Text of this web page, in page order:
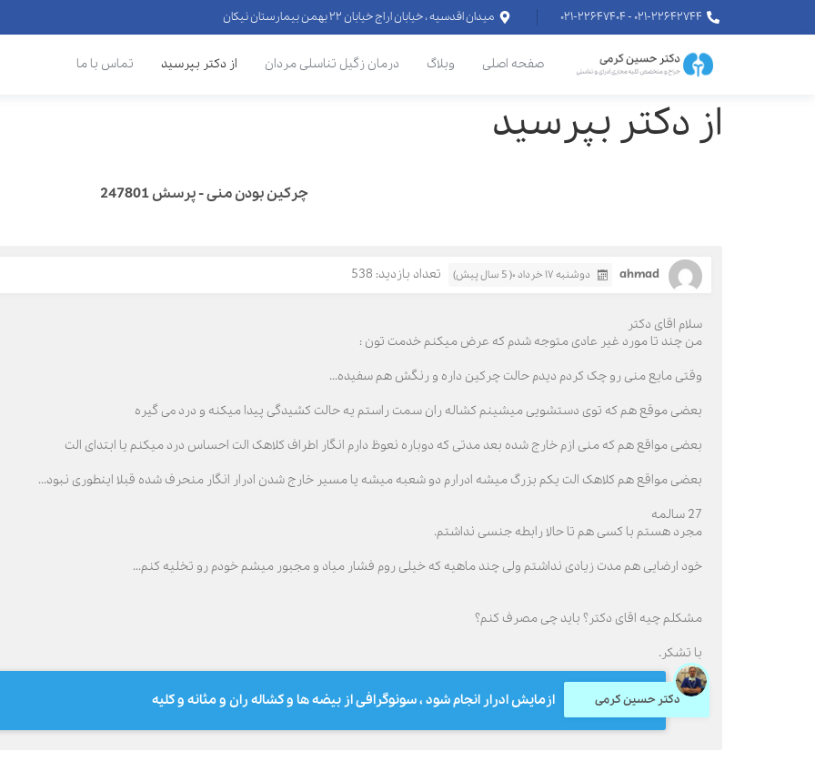
۰۲۱-۲۲۶۴۲۷۴۴ - ۰۲۱-۲۲۶۴۷۴۰۴ میدان اقدسیه ، خیابان اراج خیابان ۲۲ بهمن بیمارستان نیکان
صفحه اصلی وبلاگ درمان زگیل تناسلی مردان از دکتر بپرسید تماس با ما
از دکتر بپرسید
چرکین بودن منی - پرسش 247801
ahmad دوشنبه ۱۷ خرداد ۰( 5 سال پیش) تعداد بازدید: 538
سلام اقای دکتر
من چند تا مورد غیر عادی متوجه شدم که عرض میکنم خدمت تون :
وقتی مایع منی رو چک کردم دیدم حالت چرکین داره و رنگش هم سفیده...
بعضی موقع هم که توی دستشویی میشینم کشاله ران سمت راستم یه حالت کشیدگی پیدا میکنه و درد می گیره
بعضی مواقع هم که منی ازم خارج شده بعد مدتی که دوباره نعوظ دارم انگار اطراف کلاهک الت احساس درد میکنم یا ابتدای الت
بعضی مواقع هم کلاهک الت یکم بزرگ میشه ادرارم دو شعبه میشه یا مسیر خارج شدن ادرار انگار منحرف شده قبلا اینطوری نبود...
27 سالمه
مجرد هستم با کسی هم تا حالا رابطه جنسی نداشتم.
خود ارضایی هم مدت زیادی نداشتم ولی چند ماهیه که خیلی روم فشار میاد و مجبور میشم خودم رو تخلیه کنم...
مشکلم چیه اقای دکتر؟ باید چی مصرف کنم؟
با تشکر.
دکتر حسین کرمی ازمایش ادرار انجام شود ، سونوگرافی از بیضه ها و کشاله ران و مثانه و کلیه